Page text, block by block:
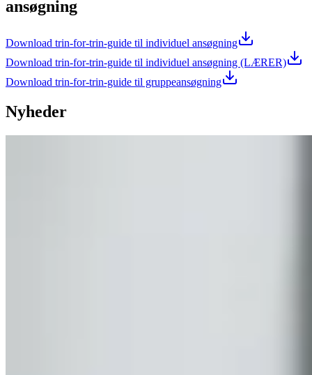
ansøgning
Download trin-for-trin-guide til individuel ansøgning
Download trin-for-trin-guide til individuel ansøgning (LÆRER)
Download trin-for-trin-guide til gruppeansøgning
Nyheder